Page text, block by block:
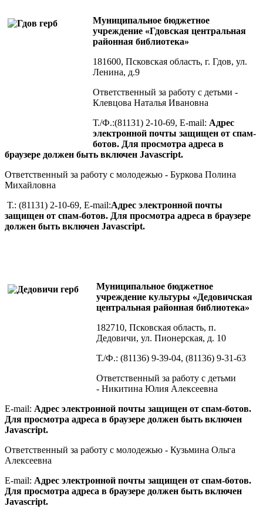
Муниципальное бюджетное
учреждение «Гдовская центральная
районная библиотека»
181600, Псковская область, г. Гдов, ул.
Ленина, д.9
Ответственный за работу с детьми -
Клевцова Наталья Ивановна
Т./Ф.:(81131) 2-10-69, E-mail: Адрес
электронной почты защищен от спам-
ботов. Для просмотра адреса в
браузере должен быть включен Javascript.
Ответственный за работу с молодежью - Буркова Полина
Михайловна
Т.: (81131) 2-10-69, E-mail:Адрес электронной почты
защищен от спам-ботов. Для просмотра адреса в браузере
должен быть включен Javascript.
Муниципальное бюджетное
учреждение культуры «Дедовичская
центральная районная библиотека»
182710, Псковская область, п.
Дедовичи, ул. Пионерская, д. 10
Т./Ф.: (81136) 9-39-04, (81136) 9-31-63
Ответственный за работу с детьми
- Никитина Юлия Алексеевна
E-mail: Адрес электронной почты защищен от спам-ботов.
Для просмотра адреса в браузере должен быть включен
Javascript.
Ответственный за работу с молодежью - Кузьмина Ольга
Алексеевна
E-mail: Адрес электронной почты защищен от спам-ботов.
Для просмотра адреса в браузере должен быть включен
Javascript.